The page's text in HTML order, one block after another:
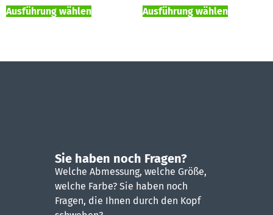
Ausführung wählen Ausführung wählen
Sie haben noch Fragen?
Welche Abmessung, welche Größe,
welche Farbe? Sie haben noch
Fragen, die Ihnen durch den Kopf